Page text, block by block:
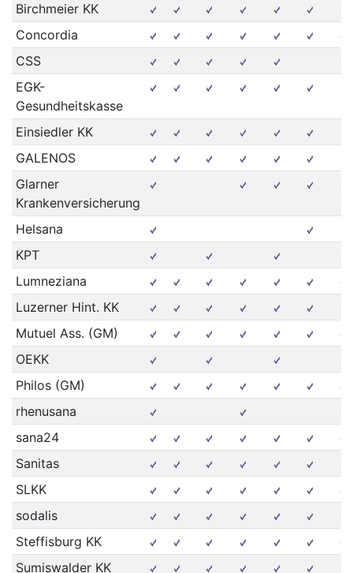
Birchmeier KK
Concordia
CSS
EGK-
Gesundheitskasse
Einsiedler KK
GALENOS
Glarner
Krankenversicherung
Helsana
KPT
Lumneziana
Luzerner Hint. KK
Mutuel Ass. (GM)
OEKK
Philos (GM)
rhenusana
sana24
Sanitas
SLKK
sodalis
Steffisburg KK
Sumiswalder KK